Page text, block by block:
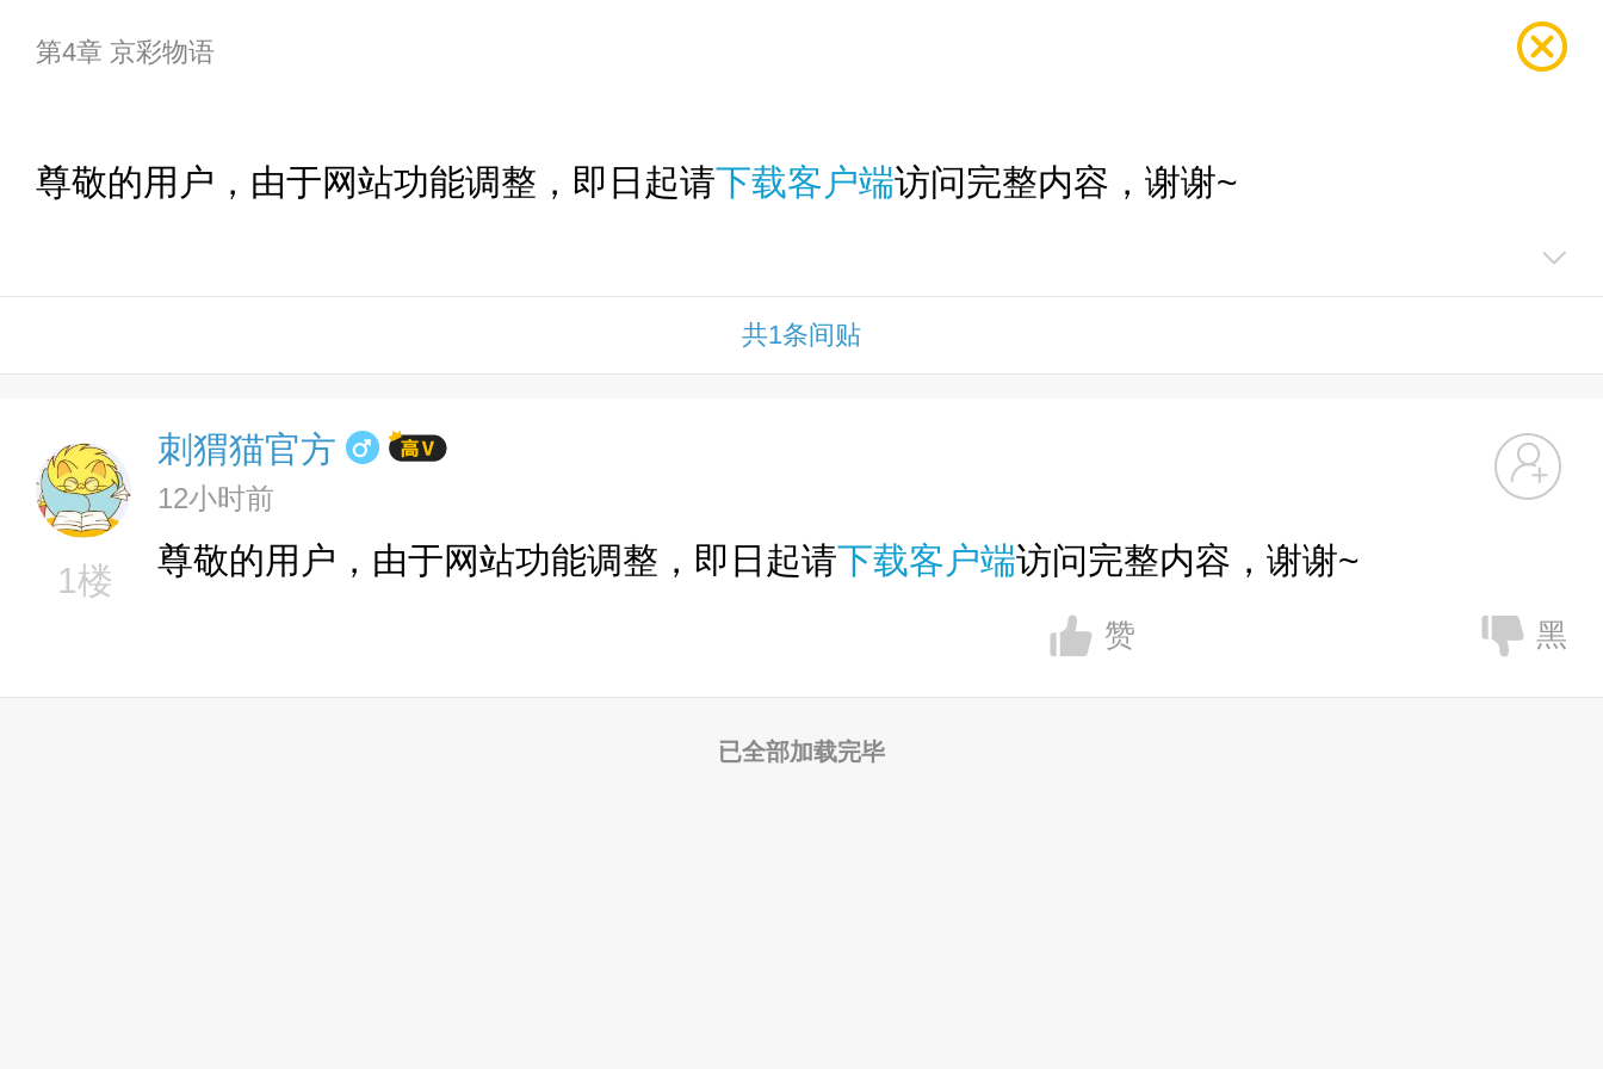
第4章 京彩物语
尊敬的用户，由于网站功能调整，即日起请下载客户端访问完整内容，谢谢~
共1条间贴
1楼
刺猬猫官方
12小时前
尊敬的用户，由于网站功能调整，即日起请下载客户端访问完整内容，谢谢~
赞 黑
已全部加载完毕